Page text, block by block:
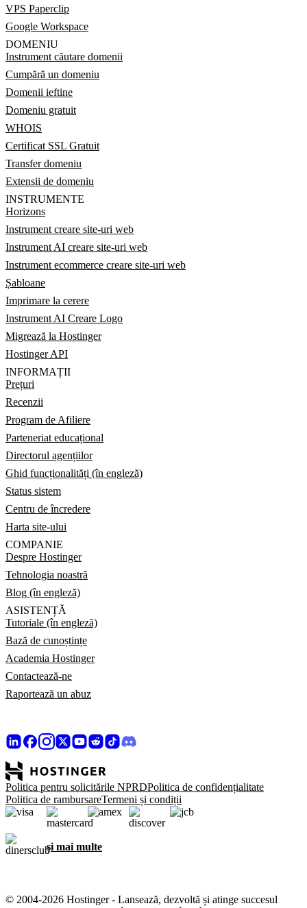
VPS Paperclip
Google Workspace
DOMENIU
Instrument căutare domenii
Cumpără un domeniu
Domenii ieftine
Domeniu gratuit
WHOIS
Certificat SSL Gratuit
Transfer domeniu
Extensii de domeniu
INSTRUMENTE
Horizons
Instrument creare site-uri web
Instrument AI creare site-uri web
Instrument ecommerce creare site-uri web
Șabloane
Imprimare la cerere
Instrument AI Creare Logo
Migrează la Hostinger
Hostinger API
INFORMAȚII
Prețuri
Recenzii
Program de Afiliere
Parteneriat educațional
Directorul agențiilor
Ghid funcționalități (în engleză)
Status sistem
Centru de încredere
Harta site-ului
COMPANIE
Despre Hostinger
Tehnologia noastră
Blog (în engleză)
ASISTENȚĂ
Tutoriale (în engleză)
Bază de cunoștințe
Academia Hostinger
Contactează-ne
Raportează un abuz
Politica pentru solicitările NPRDPolitica de confidențialitate
Politica de rambursareTermeni și condiții
și mai multe
© 2004-2026 Hostinger - Lansează, dezvoltă și atinge succesul